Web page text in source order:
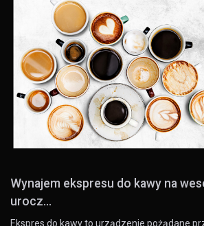
Wynajem ekspresu do kawy na
urocz...
Ekspres do kawy to urządzenie pożądane